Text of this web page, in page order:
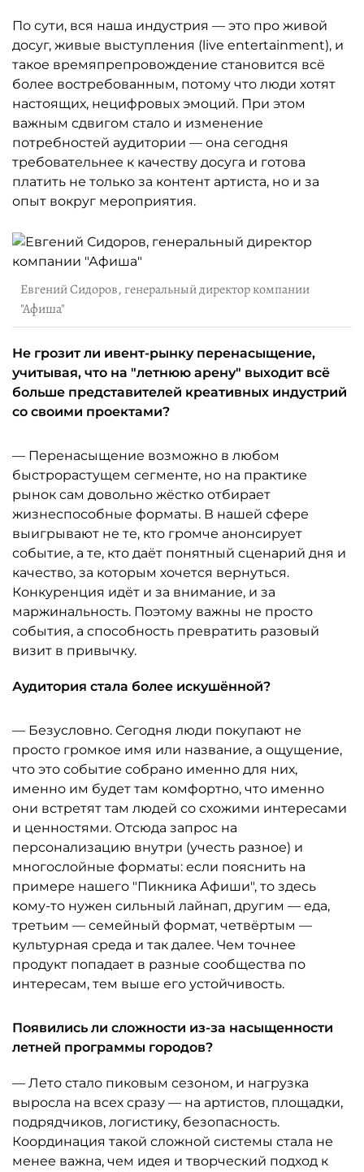
По сути, вся наша индустрия — это про живой
досуг, живые выступления (live entertainment), и
такое времяпрепровождение становится всё
более востребованным, потому что люди хотят
настоящих, нецифровых эмоций. При этом
важным сдвигом стало и изменение
потребностей аудитории — она сегодня
требовательнее к качеству досуга и готова
платить не только за контент артиста, но и за
опыт вокруг мероприятия.
Евгений Сидоров, генеральный директор компании
"Афиша"
Не грозит ли ивент-рынку перенасыщение,
учитывая, что на "летнюю арену" выходит всё
больше представителей креативных индустрий
со своими проектами?
— Перенасыщение возможно в любом
быстрорастущем сегменте, но на практике
рынок сам довольно жёстко отбирает
жизнеспособные форматы. В нашей сфере
выигрывают не те, кто громче анонсирует
событие, а те, кто даёт понятный сценарий дня и
качество, за которым хочется вернуться.
Конкуренция идёт и за внимание, и за
маржинальность. Поэтому важны не просто
события, а способность превратить разовый
визит в привычку.
Аудитория стала более искушённой?
— Безусловно. Сегодня люди покупают не
просто громкое имя или название, а ощущение,
что это событие собрано именно для них,
именно им будет там комфортно, что именно
они встретят там людей со схожими интересами
и ценностями. Отсюда запрос на
персонализацию внутри (учесть разное) и
многослойные форматы: если пояснить на
примере нашего "Пикника Афиши", то здесь
кому-то нужен сильный лайнап, другим — еда,
третьим — семейный формат, четвёртым —
культурная среда и так далее. Чем точнее
продукт попадает в разные сообщества по
интересам, тем выше его устойчивость.
Появились ли сложности из-за насыщенности
летней программы городов?
— Лето стало пиковым сезоном, и нагрузка
выросла на всех сразу — на артистов, площадки,
подрядчиков, логистику, безопасность.
Координация такой сложной системы стала не
менее важна, чем идея и творческий подход к